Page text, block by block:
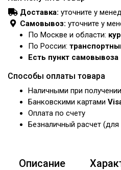
Доставка: уточните у
Самовывоз: уточните у
По Москве и области:
По России:
Есть пункт самовывоза
Способы оплаты товара
Наличными при получении
Банковскими картами
Оплата по счету
Безналичный расчет
Описание